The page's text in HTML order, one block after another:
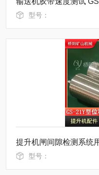
型号：
提升机闸间隙检测系统
型号：